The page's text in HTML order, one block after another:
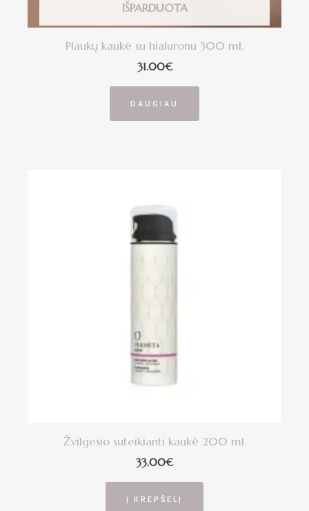
IŠPARDUOTA
Plaukų kaukė su hialuronu 300 ml.
31.00€
DAUGIAU
Žvilgesio suteikianti kaukė 200 ml.
33.00€
Į KREPŠELĮ